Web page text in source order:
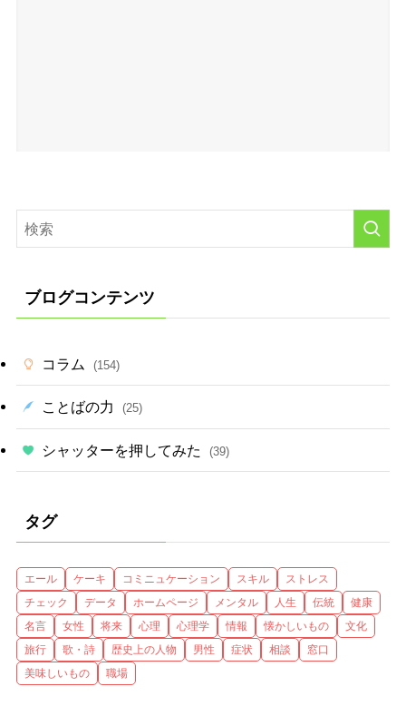
ブログコンテンツ
コラム (154)
ことばの力 (25)
シャッターを押してみた (39)
タグ
エール ケーキ コミニュケーション スキル
ストレス
チェック
データ ホームページ メンタル 人生 伝統
健康
名言
女性 将来 心理 心理学 情報 懐かしいもの
文化
旅行
歌・詩 歴史上の人物 男性 症状 相談
窓口
美味しいもの
職場